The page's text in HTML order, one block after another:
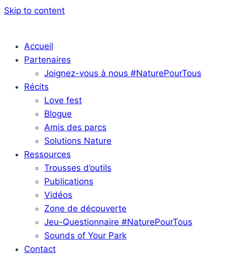
Skip to content
Accueil
Partenaires
Joignez-vous à nous #NaturePourTous
Récits
Love fest
Blogue
Amis des parcs
Solutions Nature
Ressources
Trousses d’outils
Publications
Vidéos
Zone de découverte
Jeu-Questionnaire #NaturePourTous
Sounds of Your Park
Contact